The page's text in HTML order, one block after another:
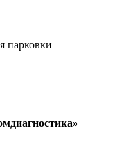
парковки